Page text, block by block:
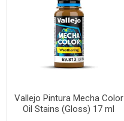
Vallejo Pintura Mecha Color
Oil Stains (Gloss) 17 ml